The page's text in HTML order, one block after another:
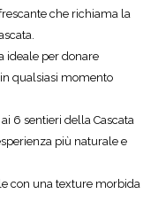
che richiama la
ideale per donare
qualsiasi momento
6 sentieri della Cascata
più naturale e
con una texture morbida